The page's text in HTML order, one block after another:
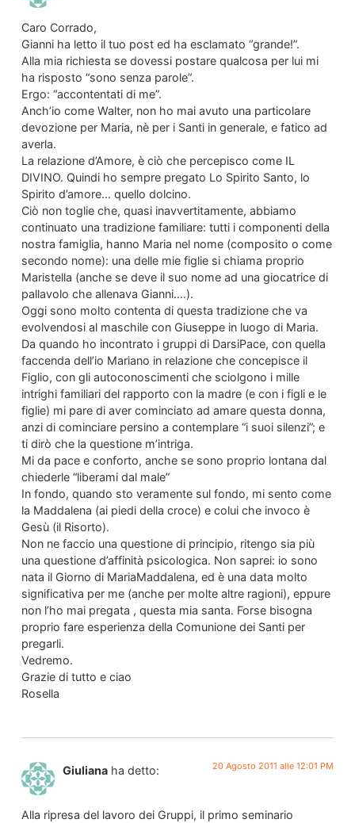
Caro Corrado,
Gianni ha letto il tuo post ed ha esclamato “grande!”.
Alla mia richiesta se dovessi postare qualcosa per lui mi
ha risposto “sono senza parole”.
Ergo: “accontentati di me”.
Anch’io come Walter, non ho mai avuto una particolare
devozione per Maria, nè per i Santi in generale, e fatico ad
averla.
La relazione d’Amore, è ciò che percepisco come IL
DIVINO. Quindi ho sempre pregato Lo Spirito Santo, lo
Spirito d’amore… quello dolcino.
Ciò non toglie che, quasi inavvertitamente, abbiamo
continuato una tradizione familiare: tutti i componenti della
nostra famiglia, hanno Maria nel nome (composito o come
secondo nome): una delle mie figlie si chiama proprio
Maristella (anche se deve il suo nome ad una giocatrice di
pallavolo che allenava Gianni….).
Oggi sono molto contenta di questa tradizione che va
evolvendosi al maschile con Giuseppe in luogo di Maria.
Da quando ho incontrato i gruppi di DarsiPace, con quella
faccenda dell’io Mariano in relazione che concepisce il
Figlio, con gli autoconoscimenti che sciolgono i mille
intrighi familiari del rapporto con la madre (e con i figli e le
figlie) mi pare di aver cominciato ad amare questa donna,
anzi di cominciare persino a contemplare “i suoi silenzi”; e
ti dirò che la questione m’intriga.
Mi da pace e conforto, anche se sono proprio lontana dal
chiederle “liberami dal male”
In fondo, quando sto veramente sul fondo, mi sento come
la Maddalena (ai piedi della croce) e colui che invoco è
Gesù (il Risorto).
Non ne faccio una questione di principio, ritengo sia più
una questione d’affinità psicologica. Non saprei: io sono
nata il Giorno di MariaMaddalena, ed è una data molto
significativa per me (anche per molte altre ragioni), eppure
non l’ho mai pregata , questa mia santa. Forse bisogna
proprio fare esperienza della Comunione dei Santi per
pregarli.
Vedremo.
Grazie di tutto e ciao
Rosella
Giuliana ha detto: 20 Agosto 2011 alle 12:01 PM
Alla ripresa del lavoro dei Gruppi, il primo seminario